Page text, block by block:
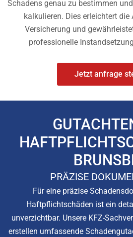
Schadens genau zu bestimmen
kalkulieren. Dies erleichtert
Versicherung und
professionelle
Jetzt anfrage
PRÄZISE
Für eine präzise
Haftpflichtschäden ist ein
unverzichtbar. Unsere KFZ-
erstellen umfassende